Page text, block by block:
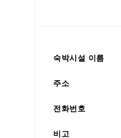
숙박시설 이름
주소
전화번호
비고